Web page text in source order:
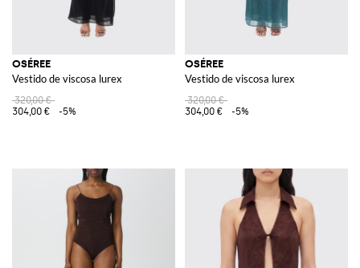
OSÉREE
Vestido de viscosa lurex
320,00 €
304,00 €
-5%
OSÉREE
Vestido de viscosa lurex
320,00 €
304,00 €
-5%